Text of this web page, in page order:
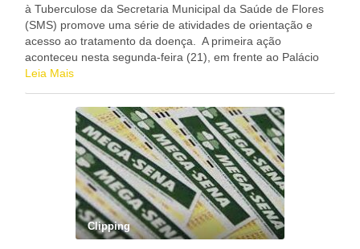
à Tuberculose da Secretaria Municipal da Saúde de Flores
(SMS) promove uma série de atividades de orientação e
acesso ao tratamento da doença. A primeira ação
aconteceu nesta segunda-feira (21), em frente ao Palácio
Municipal Manoel de Souza Santana, no centro da cidade. O
florenses sobre prevenção, diagnóstico precoce e realizar
uma busca ativa de pessoas com HIV, como explica Rita
Frazão, que coordenou a ação. “O HIV e a tuberculose
estão sempre unidas, então a gente precisa tratar os
pacientes tanto quanto na tuberculose, como no HIV. Então
realizamos esta ação educativa sobre a Tuberculose, e
também na busca ativa de pacientes com HIV”, disse.
Durante o momento foram realizados exames de sífilis,
hepatite B, hepatite C e teste rápido para HIV. A
Leia Mais
Clipping